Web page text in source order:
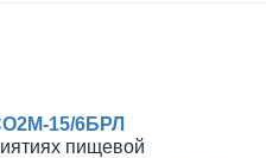
15/6БРЛ
пищевой